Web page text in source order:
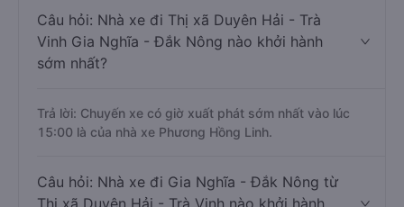
Câu hỏi: Nhà xe đi Thị xã Duyên Hải - Trà
Vinh Gia Nghĩa - Đắk Nông nào khởi hành
sớm nhất?
Trả lời: Chuyến xe có giờ xuất phát sớm nhất vào lúc
15:00 là của nhà xe Phương Hồng Linh.
Câu hỏi: Nhà xe đi Gia Nghĩa - Đắk Nông từ
Thị xã Duyên Hải - Trà Vinh nào khởi hành